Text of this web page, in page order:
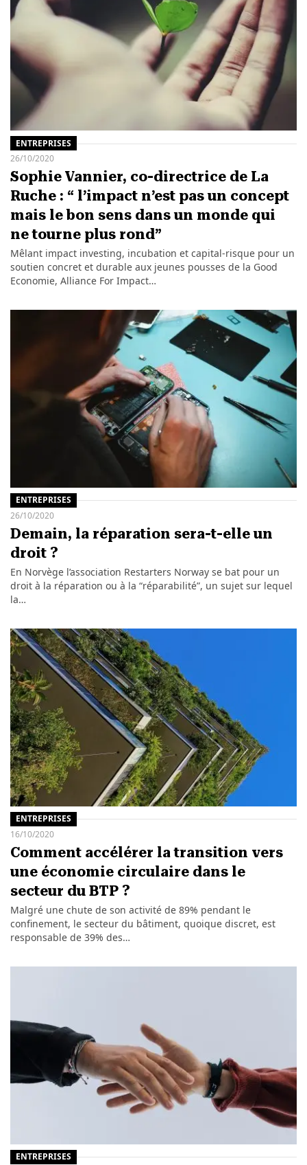
ENTREPRISES
26/10/2020
Sophie Vannier, co-directrice de La
Ruche : “ l’impact n’est pas un concept
mais le bon sens dans un monde qui
ne tourne plus rond”
Mêlant impact investing, incubation et capital-risque pour un
soutien concret et durable aux jeunes pousses de la Good
Economie, Alliance For Impact…
ENTREPRISES
26/10/2020
Demain, la réparation sera-t-elle un
droit ?
En Norvège l’association Restarters Norway se bat pour un
droit à la réparation ou à la “réparabilité”, un sujet sur lequel
la…
ENTREPRISES
16/10/2020
Comment accélérer la transition vers
une économie circulaire dans le
secteur du BTP ?
Malgré une chute de son activité de 89% pendant le
confinement, le secteur du bâtiment, quoique discret, est
responsable de 39% des…
ENTREPRISES